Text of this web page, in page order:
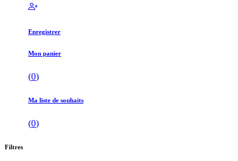
Enregistrer
Mon panier
(0)
Ma liste de souhaits
(0)
Filtres